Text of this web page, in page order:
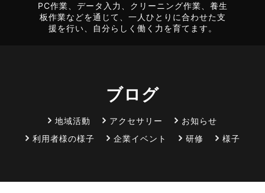
PC作業、データ入力、クリーニング作業、養生
板作業などを通じて、一人ひとりに合わせた支
援を行い、自分らしく働く力を育てます。
ブログ
地域活動 アクセサリー
お知らせ
利用者様の様子
企業イベント 研修 様子